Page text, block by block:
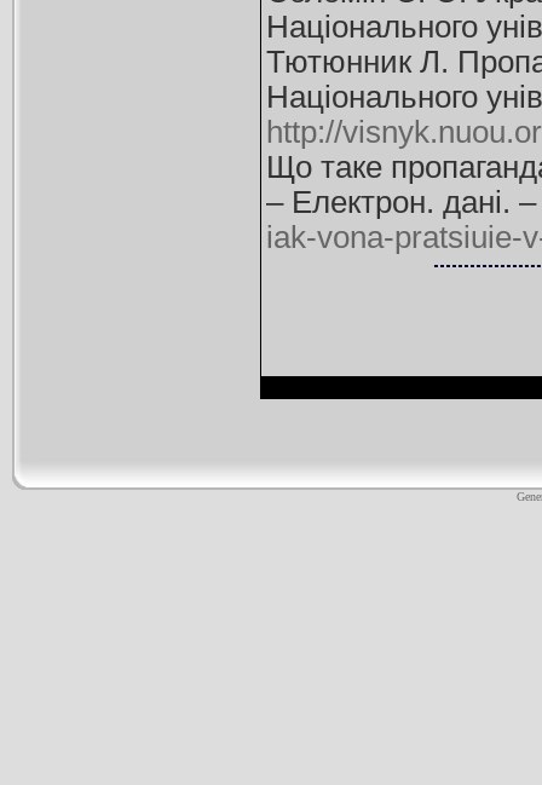
Національного
Тютюнник Л.
Національного
http://
Що таке
– Електрон. дані.
iak-vona-pratsiuie-